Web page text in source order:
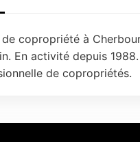
de copropriété à
En activité depuis
de copropriétés.